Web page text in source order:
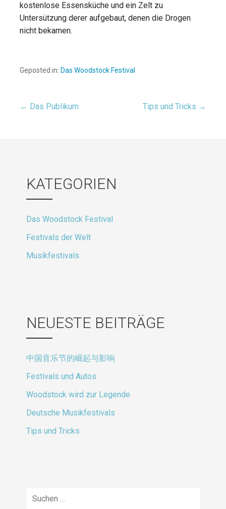
kostenlose Essensküche und ein Zelt zu
Untersützung derer aufgebaut, denen die Drogen
nicht bekamen.
Geposted in: Das Woodstock Festival
Beitragsnavigation
← Das Publikum Tips und Tricks →
KATEGORIEN
Das Woodstock Festival
Festivals der Welt
Musikfestivals
NEUESTE BEITRÄGE
中国音乐节的崛起与影响
Festivals und Autos
Woodstock wird zur Legende
Deutsche Musikfestivals
Tips und Tricks
Suche